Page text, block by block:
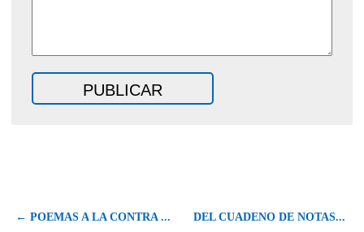
← POEMAS A LA CONTRA ...
DEL CUADENO DE NOTAS...